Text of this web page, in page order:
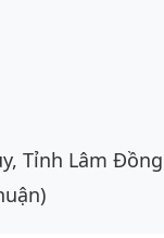
Tỉnh Lâm